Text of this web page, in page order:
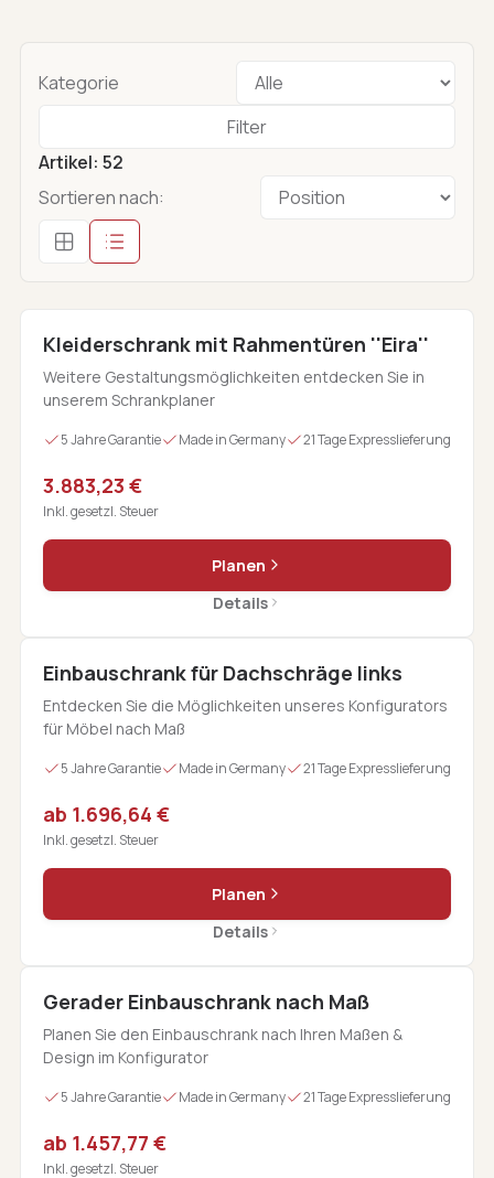
Kategorie
Filter
Artikel: 52
Sortieren nach:
Kleiderschrank mit Rahmentüren ''Eira''
Weitere Gestaltungsmöglichkeiten entdecken Sie in
unserem Schrankplaner
5 Jahre Garantie Made in Germany 21 Tage Expresslieferung
3.883,23 €
Inkl. gesetzl. Steuer
Planen
Details
Einbauschrank für Dachschräge links
Entdecken Sie die Möglichkeiten unseres Konfigurators
für Möbel nach Maß
5 Jahre Garantie Made in Germany 21 Tage Expresslieferung
ab 1.696,64 €
Inkl. gesetzl. Steuer
Planen
Details
Gerader Einbauschrank nach Maß
Planen Sie den Einbauschrank nach Ihren Maßen &
Design im Konfigurator
5 Jahre Garantie Made in Germany 21 Tage Expresslieferung
ab 1.457,77 €
Inkl. gesetzl. Steuer